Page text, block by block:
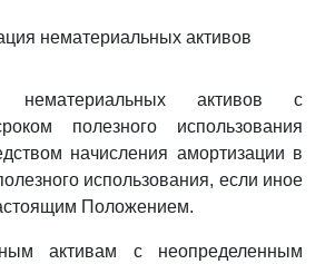
нематериальных активов
нематериальных активов с
полезного использования
начисления амортизации в
использования, если иное
Положением.
активам с неопределенным